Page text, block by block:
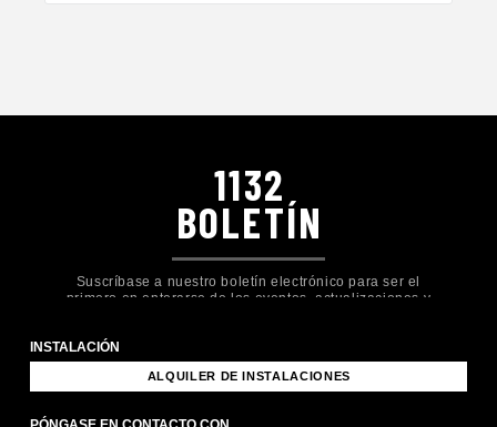
1132
BOLETÍN
Suscríbase a nuestro boletín electrónico para ser el
primero en enterarse de los eventos, actualizaciones y
INSTALACIÓN
ALQUILER DE INSTALACIONES